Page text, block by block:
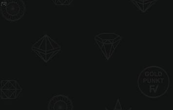
[*2]